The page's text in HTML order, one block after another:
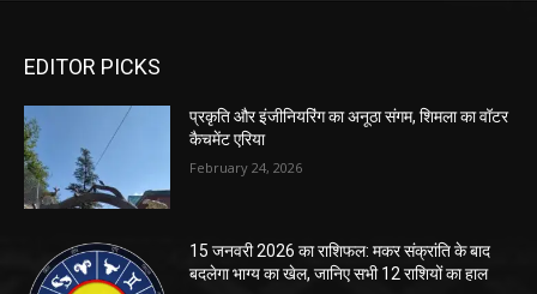
EDITOR PICKS
प्रकृति और इंजीनियरिंग का अनूठा संगम, शिमला का वॉटर
कैचमेंट एरिया
February 24, 2026
15 जनवरी 2026 का राशिफल: मकर संक्रांति के बाद
बदलेगा भाग्य का खेल, जानिए सभी 12 राशियों का हाल